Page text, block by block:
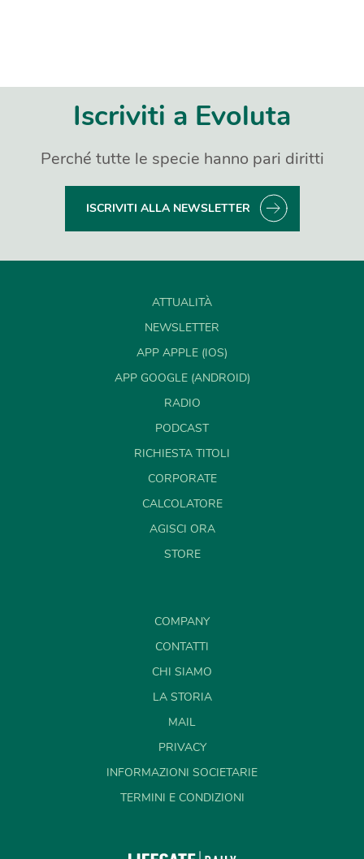
Iscriviti a Evoluta
Perché tutte le specie hanno pari diritti
ISCRIVITI ALLA NEWSLETTER
ATTUALITÀ
NEWSLETTER
APP APPLE (IOS)
APP GOOGLE (ANDROID)
RADIO
PODCAST
RICHIESTA TITOLI
CORPORATE
CALCOLATORE
AGISCI ORA
STORE
COMPANY
CONTATTI
CHI SIAMO
LA STORIA
MAIL
PRIVACY
INFORMAZIONI SOCIETARIE
TERMINI E CONDIZIONI